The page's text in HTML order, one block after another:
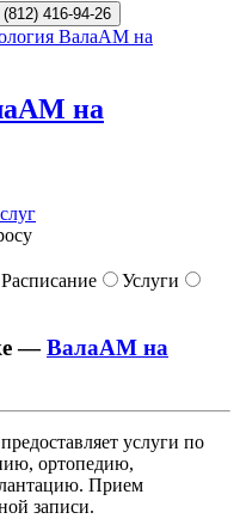
416-94-26
на
Расписание
Услуги
—ВалаАМ на
услуги по
ортопедию,
Прием
записи.